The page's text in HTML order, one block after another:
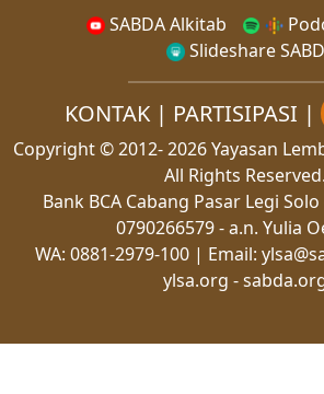
SABDA Alkitab
Slideshare
KONTAK| PARTISIPASI |
Copyright© 2012-2026Yayasan
All Rights Reserved.
Bank BCA Cabang Pasar Legi
0790266579 - a.n. Yulia
WA: 0881-2979-100| Email:
ylsa.org -